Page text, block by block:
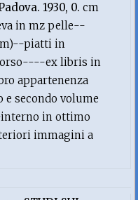
1930, 0.cm
in mz pelle--
piatti in
ex libris in
appartenenza
secondo volume
interno in ottimo
immagini a